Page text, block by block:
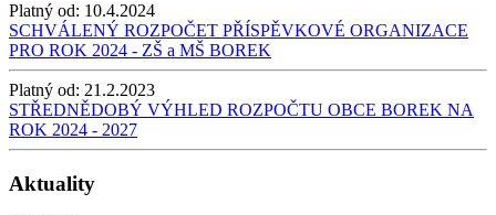
Platný od: 10.4.2024
SCHVÁLENÝ ROZPOČET PŘÍSPĚVKOVÉ ORGANIZACE
PRO ROK 2024 - ZŠ a MŠ BOREK
Platný od: 21.2.2023
STŘEDNĚDOBÝ VÝHLED ROZPOČTU OBCE BOREK NA
ROK 2024 - 2027
Aktuality